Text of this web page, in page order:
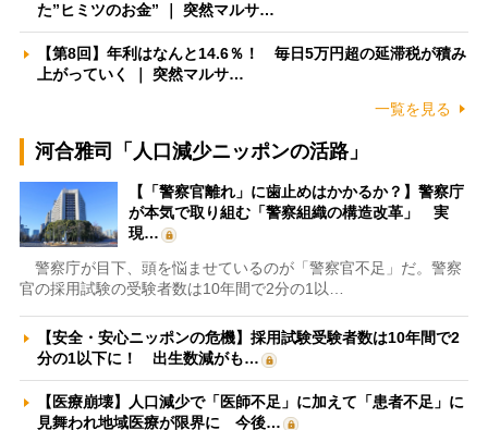
た”ヒミツのお金” ｜ 突然マルサ…
【第8回】年利はなんと14.6％！ 毎日5万円超の延滞税が積み
上がっていく ｜ 突然マルサ…
一覧を見る
河合雅司「人口減少ニッポンの活路」
【「警察官離れ」に歯止めはかかるか？】警察庁
が本気で取り組む「警察組織の構造改革」 実
現…
警察庁が目下、頭を悩ませているのが「警察官不足」だ。警察
官の採用試験の受験者数は10年間で2分の1以…
【安全・安心ニッポンの危機】採用試験受験者数は10年間で2
分の1以下に！ 出生数減がも…
【医療崩壊】人口減少で「医師不足」に加えて「患者不足」に
見舞われ地域医療が限界に 今後…